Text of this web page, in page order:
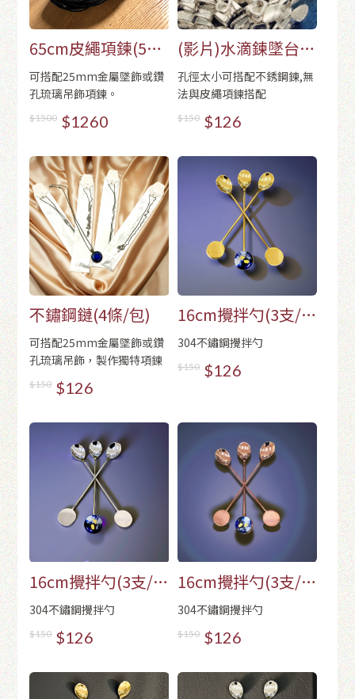
65cm皮繩項鍊(50
條/包)
可搭配25mm金屬墜飾或鑽
孔琉璃吊飾項鍊。
$1500 $1260
(影片)水滴鍊墜台
(45個/包)
孔徑太小可搭配不銹鋼鍊,無
法與皮繩項鍊搭配
$150 $126
不鏽鋼鏈(4條/包)
可搭配25mm金屬墜飾或鑽
孔琉璃吊飾，製作獨特項鍊
$150 $126
16cm攪拌勺(3支/
包)-金色
304不鏽鋼攪拌勺
$150 $126
16cm攪拌勺(3支/
包)-銀色
304不鏽鋼攪拌勺
$150 $126
16cm攪拌勺(3支/
包)-玫瑰金色
304不鏽鋼攪拌勺
$150 $126